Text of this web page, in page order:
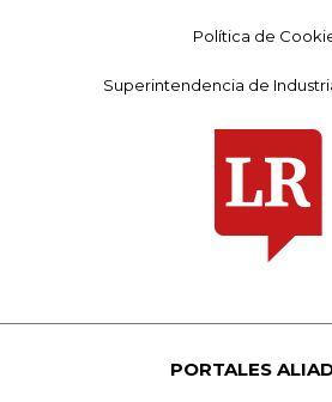
Política de
Superintendencia de
PORTALES